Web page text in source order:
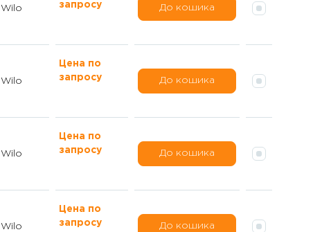
Wilo
запросу
До кошика
Wilo
Цена по
запросу
До кошика
Wilo
Цена по
запросу
До кошика
Wilo
Цена по
запросу
До кошика